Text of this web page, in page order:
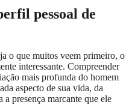
pessoal de
o que muitos veem primeiro, o
interessante. Compreender
mais profunda do homem
aspecto de sua vida, da
presença marcante que ele